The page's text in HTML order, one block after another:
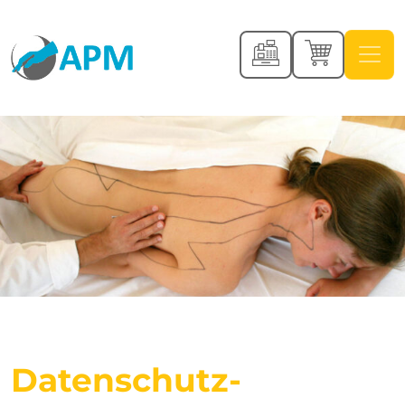
Datenschutz­